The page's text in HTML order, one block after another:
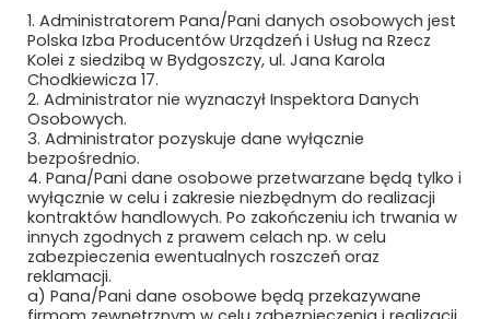
Regulamin strony
Newsletter
Subskrybuj, aby być na bieżąco
1. Administratorem Pana/Pani danych osobowych jest
Polska Izba Producentów Urządzeń i Usług na Rzecz
Kolei z siedzibą w Bydgoszczy, ul. Jana Karola
Chodkiewicza 17.
2. Administrator nie wyznaczył Inspektora Danych
Osobowych.
3. Administrator pozyskuje dane wyłącznie
bezpośrednio.
4. Pana/Pani dane osobowe przetwarzane będą tylko i
wyłącznie w celu i zakresie niezbędnym do realizacji
kontraktów handlowych. Po zakończeniu ich trwania w
innych zgodnych z prawem celach np. w celu
zabezpieczenia ewentualnych roszczeń oraz
reklamacji.
a) Pana/Pani dane osobowe będą przekazywane